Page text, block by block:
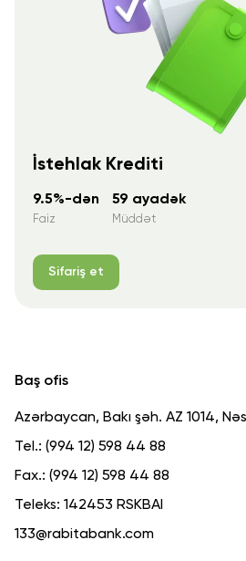
İstehlak Krediti
Faiz
9.5%-dən
Müddət
59 ayadək
Sifariş et
Baş ofis
Azərbaycan, Bakı şəh. AZ 1014,
Tel.: (994 12) 598 44 88
Fax.: (994 12) 598 44 88
Teleks: 142453 RSKBAI
133@rabitabank.com